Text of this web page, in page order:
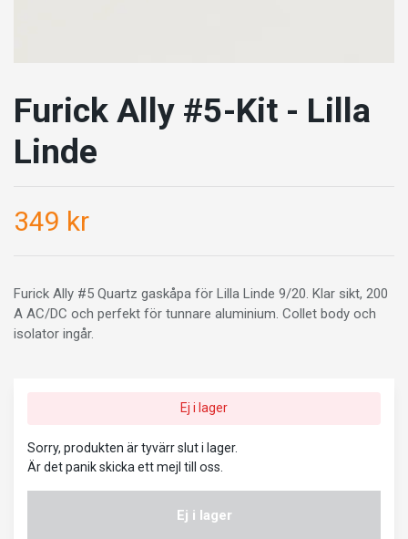
Furick Ally #5-Kit - Lilla
Linde
349 kr
Furick Ally #5 Quartz gaskåpa för Lilla Linde 9/20. Klar sikt, 200
A AC/DC och perfekt för tunnare aluminium. Collet body och
isolator ingår.
Ej i lager
Sorry, produkten är tyvärr slut i lager.
Är det panik skicka ett mejl till oss.
Ej i lager